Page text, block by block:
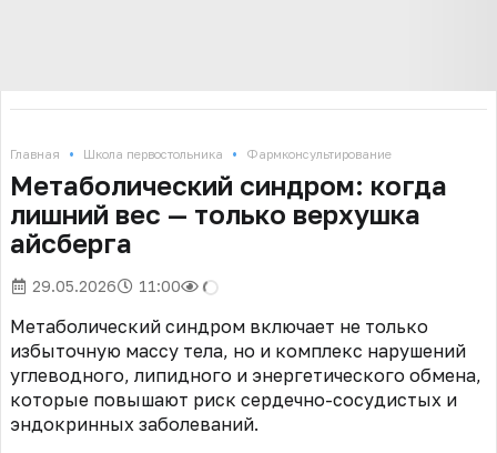
Главная • Школа первостольника • Фармконсультирование
Метаболический синдром: когда
лишний вес — только верхушка
айсберга
29.05.2026 11:00
Метаболический синдром включает не только
избыточную массу тела, но и комплекс нарушений
углеводного, липидного и энергетического обмена,
которые повышают риск сердечно-сосудистых и
эндокринных заболеваний.